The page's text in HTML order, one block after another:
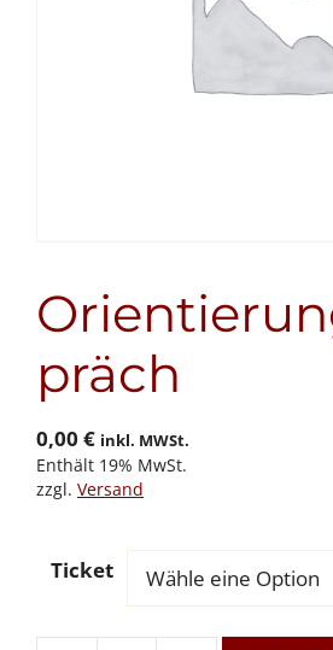
präch
0,00 € inkl. MWSt.
Enthält 19% MwSt.
zzgl. Versand
Ticket